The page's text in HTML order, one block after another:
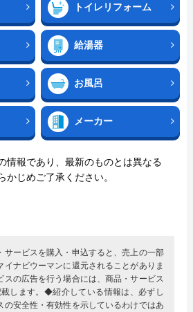
トイレリフォーム
給湯器
お風呂
メーカー
情報であり、最新のものとは異なる
かじめご了承ください。
ービスを購入・申込すると、売上の一部
イナビウーマンに還元されることがありま
の広告を行う場合には、商品・サービス
します。◆紹介している情報は、必ずし
の安全性・有効性を示しているわけではあ